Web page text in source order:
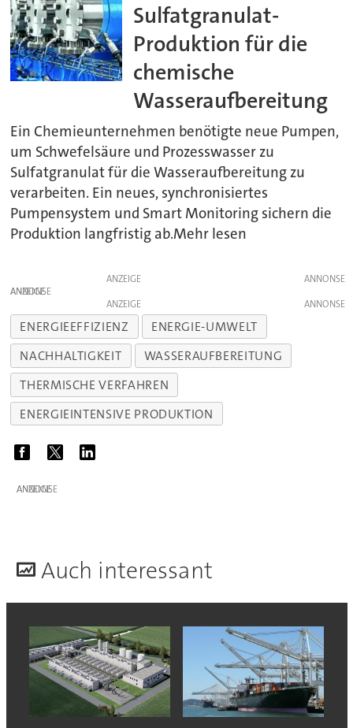
Sulfatgranulat-
Produktion für die
chemische
Wasseraufbereitung
Ein Chemieunternehmen benötigte neue Pumpen,
um Schwefelsäure und Prozesswasser zu
Sulfatgranulat für die Wasseraufbereitung zu
verarbeiten. Ein neues, synchronisiertes
Pumpensystem und Smart Monitoring sichern die
Produktion langfristig ab.Mehr lesen
ANZEIGE
ANZEIGE
ANZEIGE
ENERGIEEFFIZIENZ
ENERGIE-UMWELT
NACHHALTIGKEIT
WASSERAUFBEREITUNG
THERMISCHE VERFAHREN
ENERGIEINTENSIVE PRODUKTION
ANZEIGE
Auch interessant